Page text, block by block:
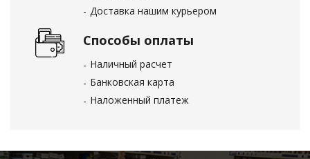
Доставка нашим курьером
Способы оплаты
Наличный расчет
Банковская карта
Наложенный платеж